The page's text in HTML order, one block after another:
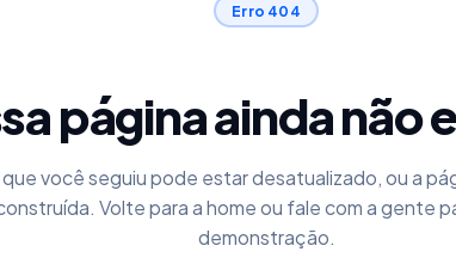
Erro 404
página ainda não
que você seguiu pode estar desatualizado, ou a
Volte para a home ou fale com a gente
demonstração.